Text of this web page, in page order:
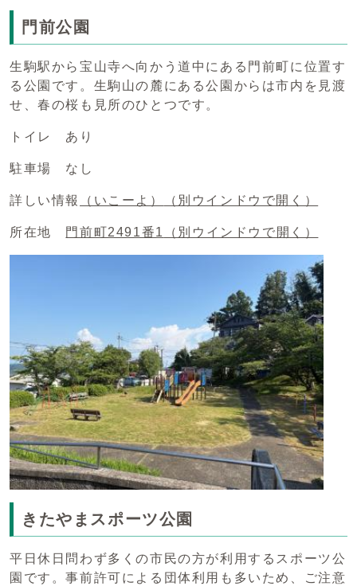
門前公園
生駒駅から宝山寺へ向かう道中にある門前町に位置す
る公園です。生駒山の麓にある公園からは市内を見渡
せ、春の桜も見所のひとつです。
トイレ あり
駐車場 なし
詳しい情報 （いこーよ） （別ウインドウで開く）
所在地 門前町2491番1 （別ウインドウで開く）
きたやまスポーツ公園
平日休日問わず多くの市民の方が利用するスポーツ公
園です。事前許可による団体利用も多いため、ご注意